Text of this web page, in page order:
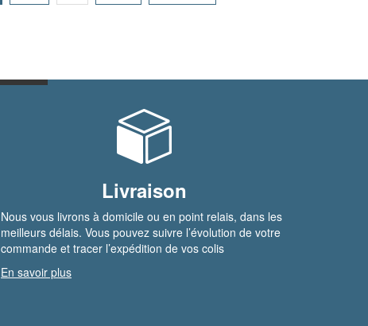
Livraison
Nous vous livrons à domicile ou en point relais, dans les
meilleurs délais. Vous pouvez suivre l’évolution de votre
commande et tracer l’expédition de vos colis
En savoir plus